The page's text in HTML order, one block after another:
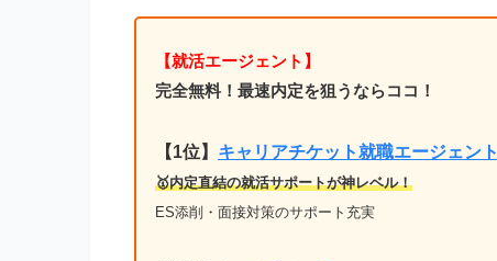
【就活エージェント】
完全無料！最速内定を狙うならココ！
【1位】 キャリアチケット就職エージェント
🥇内定直結の就活サポートが神レベル！
ES添削・面接対策のサポート充実